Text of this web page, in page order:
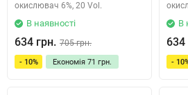
окислювач 6%, 20 Vol.
В наявності
634 грн. 705 грн.
- 10% Економія 71 грн.
В
634
-